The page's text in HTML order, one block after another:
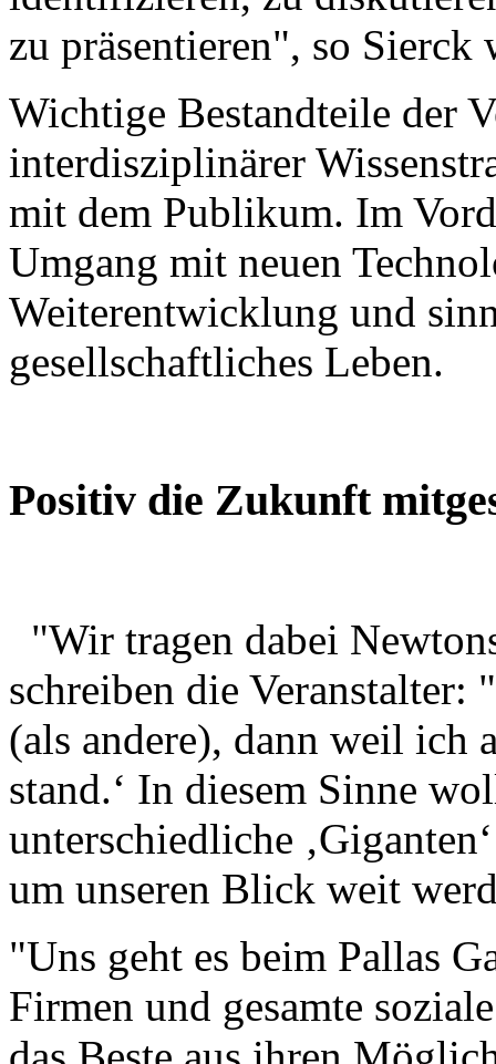
zu präsentieren", so Sierck
Wichtige Bestandteile der
interdisziplinärer
mit dem Publikum. Im
Umgang mit neuen
Weiterentwicklung und
gesellschaftliches Leben.
Positiv die Zukunft
"Wir tragen dabei
schreiben die Veranstalter:
(als andere), dann weil ich
stand.‘ In diesem Sinne
unterschiedliche
um unseren Blick weit
"Uns geht es beim Pallas
Firmen und gesamte